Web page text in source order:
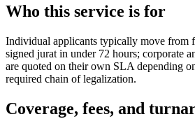
Who this service is for
Individual applicants typically move from
signed jurat in under 72 hours; corporate
are quoted on their own SLA depending
required chain of legalization.
Coverage, fees, and